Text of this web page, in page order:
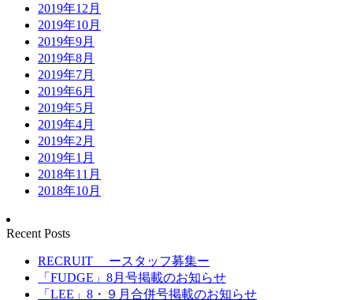
2019年12月
2019年10月
2019年9月
2019年8月
2019年7月
2019年6月
2019年5月
2019年4月
2019年2月
2019年1月
2018年11月
2018年10月
Recent Posts
RECRUIT ースタッフ募集ー
「FUDGE」8月号掲載のお知らせ
「LEE」8・９月合併号掲載のお知らせ